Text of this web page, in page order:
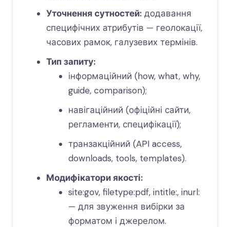
Уточнення сутностей:додавання
специфічних атрибутів — геолокації,
часових рамок, галузевих термінів.
Тип запиту:
інформаційний (how, what, why,
guide, comparison);
навігаційний (офіційні сайти,
регламенти, специфікації);
транзакційний (API access,
downloads, tools, templates).
Модифікатори якості:
site:gov, filetype:pdf, intitle:, inurl:
— для звуження вибірки за
форматом і джерелом.